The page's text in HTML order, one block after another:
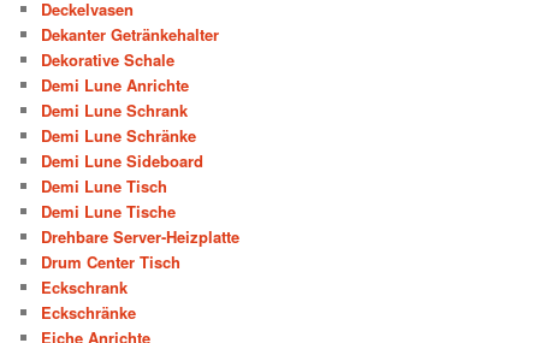
Deckelvasen
Dekanter Getränkehalter
Dekorative Schale
Demi Lune Anrichte
Demi Lune Schrank
Demi Lune Schränke
Demi Lune Sideboard
Demi Lune Tisch
Demi Lune Tische
Drehbare Server-Heizplatte
Drum Center Tisch
Eckschrank
Eckschränke
Eiche Anrichte